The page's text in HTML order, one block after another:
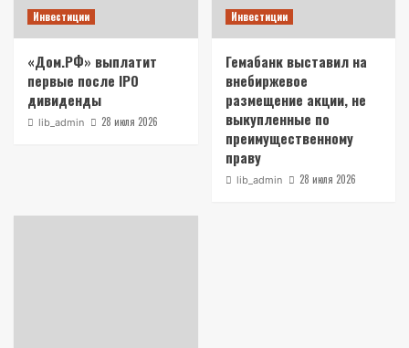
Инвестиции
«Дом.РФ» выплатит
первые после IPO
дивиденды
lib_admin 28 июля 2026
Инвестиции
Гемабанк выставил на
внебиржевое
размещение акции, не
выкупленные по
преимущественному
праву
lib_admin 28 июля 2026